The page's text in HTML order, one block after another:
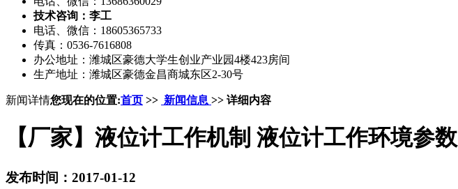
技术咨询：李工
电话、微信：18605365733
传真：0536-7616808
办公地址：潍城区豪德大学生创业产业园4楼423房间
生产地址：潍城区豪德金昌商城东区2-30号
新闻详情您现在的位置:首页 >> 新闻信息 >> 详细内容
【厂家】液位计工作机制 液位计工作环境参数
发布时间：2017-01-12